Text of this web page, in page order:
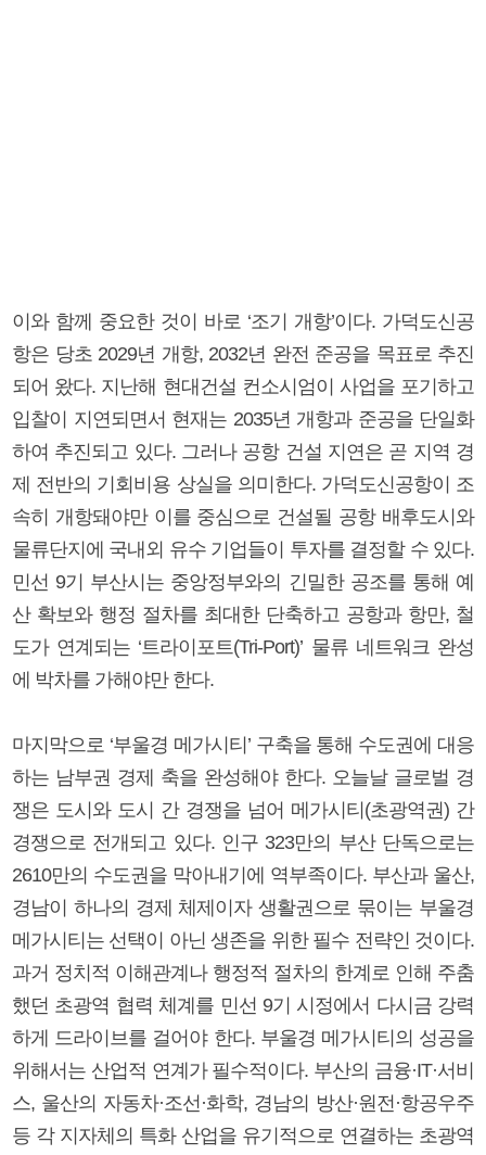
이와 함께 중요한 것이 바로 ‘조기 개항’이다. 가덕도신공
항은 당초 2029년 개항, 2032년 완전 준공을 목표로 추진
되어 왔다. 지난해 현대건설 컨소시엄이 사업을 포기하고
입찰이 지연되면서 현재는 2035년 개항과 준공을 단일화
하여 추진되고 있다. 그러나 공항 건설 지연은 곧 지역 경
제 전반의 기회비용 상실을 의미한다. 가덕도신공항이 조
속히 개항돼야만 이를 중심으로 건설될 공항 배후도시와
물류단지에 국내외 유수 기업들이 투자를 결정할 수 있다.
민선 9기 부산시는 중앙정부와의 긴밀한 공조를 통해 예
산 확보와 행정 절차를 최대한 단축하고 공항과 항만, 철
도가 연계되는 ‘트라이포트(Tri-Port)’ 물류 네트워크 완성
에 박차를 가해야만 한다.
마지막으로 ‘부울경 메가시티’ 구축을 통해 수도권에 대응
하는 남부권 경제 축을 완성해야 한다. 오늘날 글로벌 경
쟁은 도시와 도시 간 경쟁을 넘어 메가시티(초광역권) 간
경쟁으로 전개되고 있다. 인구 323만의 부산 단독으로는
2610만의 수도권을 막아내기에 역부족이다. 부산과 울산,
경남이 하나의 경제 체제이자 생활권으로 묶이는 부울경
메가시티는 선택이 아닌 생존을 위한 필수 전략인 것이다.
과거 정치적 이해관계나 행정적 절차의 한계로 인해 주춤
했던 초광역 협력 체계를 민선 9기 시정에서 다시금 강력
하게 드라이브를 걸어야 한다. 부울경 메가시티의 성공을
위해서는 산업적 연계가 필수적이다. 부산의 금융·IT·서비
스, 울산의 자동차·조선·화학, 경남의 방산·원전·항공우주
등 각 지자체의 특화 산업을 유기적으로 연결하는 초광역